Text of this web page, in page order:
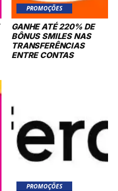
PROMOÇÕES
GANHE ATÉ 220% DE
BÔNUS SMILES NAS
TRANSFERÊNCIAS
ENTRE CONTAS
PROMOÇÕES